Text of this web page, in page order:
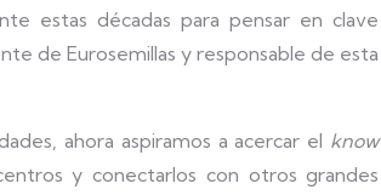
estas décadas para pensar en clave
de Eurosemillas y responsable de esta
ahora aspiramos a acercar el know
y conectarlos con otros grandes